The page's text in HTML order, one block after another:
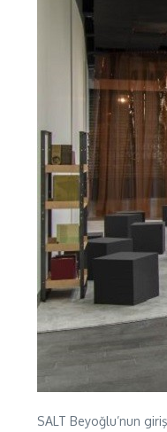
SALT Beyoğlu’nun